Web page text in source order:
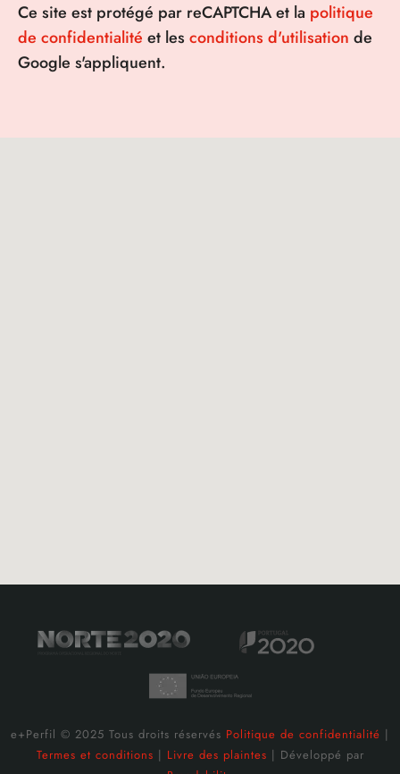
Ce site est protégé par reCAPTCHA et la politique
de confidentialité et les conditions d'utilisation de
Google s'appliquent.
e+Perfil © 2025 Tous droits réservés Politique de confidentialité |
Termes et conditions | Livre des plaintes | Développé par